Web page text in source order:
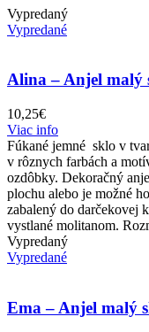
Vypredaný
Vypredané
Alina – Anjel malý
10,25€
Viac info
Fúkané jemné sklo v
v rôznych farbách a
ozdôbky. Dekoračný
plochu alebo je možné
zabalený do darčekovej
vystlané molitanom.
Vypredaný
Vypredané
Ema – Anjel malý